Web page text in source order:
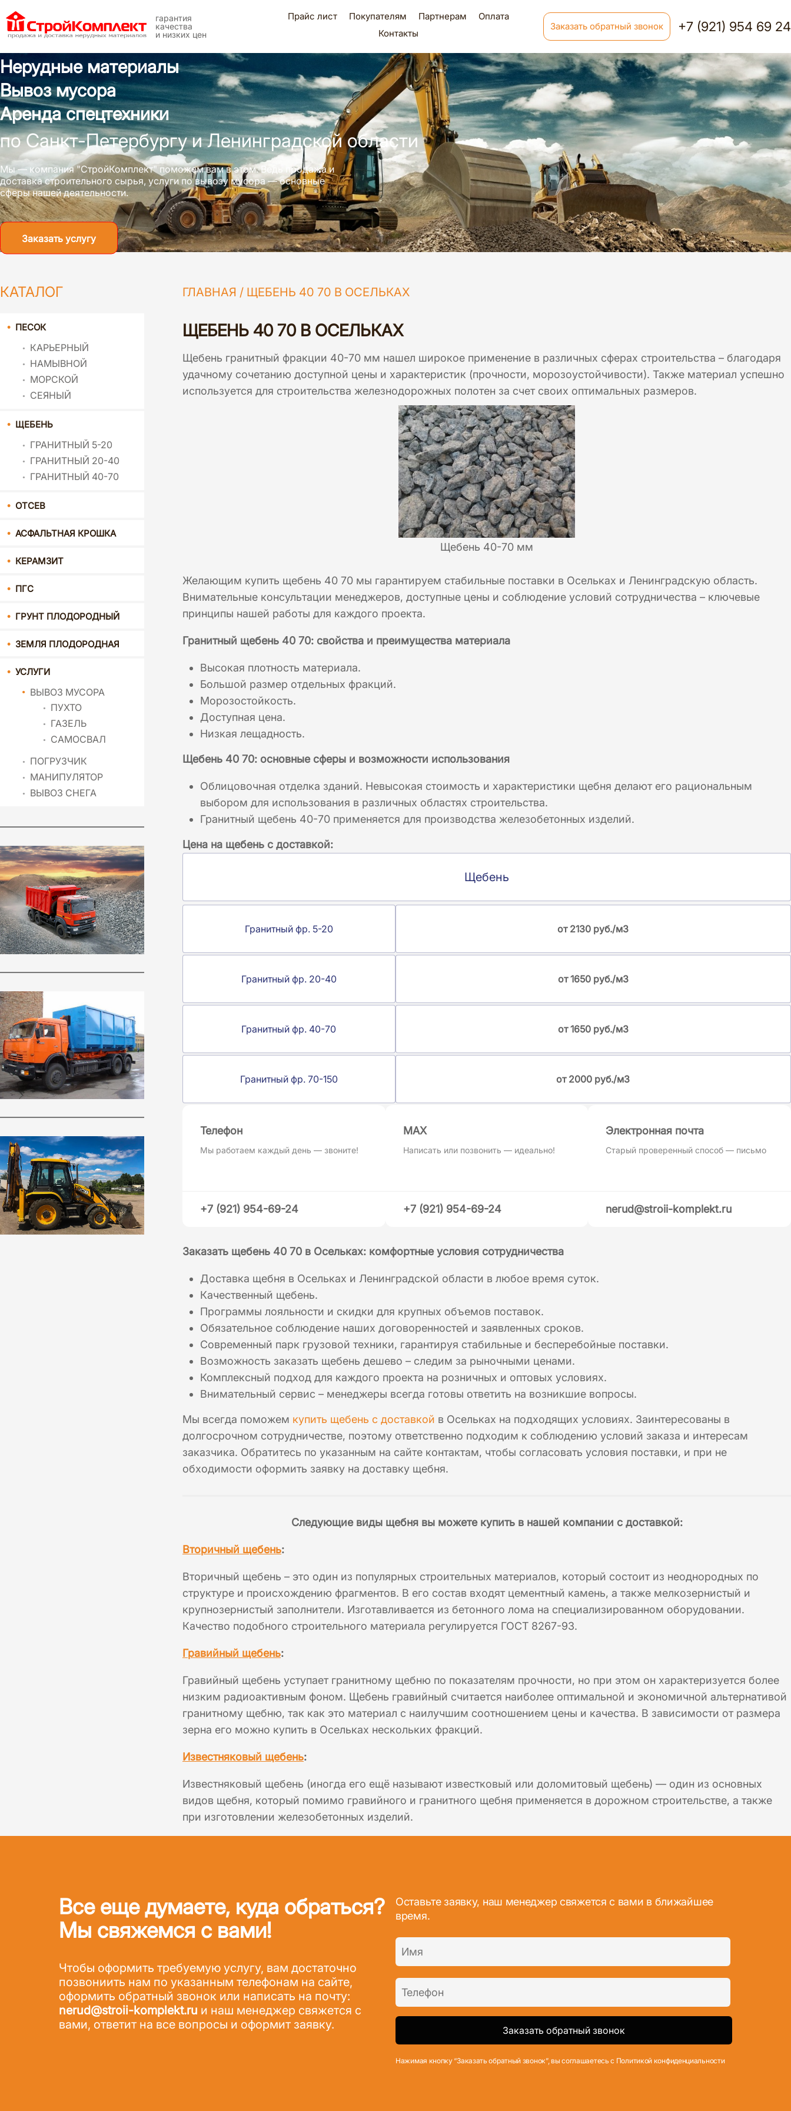
гарантия
качества
и низких цен
Прайс лист Покупателям Партнерам
Оплата
Контакты
Заказать обратный звонок +7 (921) 954 69 24
Нерудные материалы
Вывоз мусора
Аренда спецтехники
по Санкт-Петербургу и Ленинградской области
Мы — компания "СтройКомплект" поможем вам в этом. Ведь продажа и
доставка строительного сырья, услуги по вывозу мусора — основные
сферы нашей деятельности.
Заказать услугу
ГЛАВНАЯ / ЩЕБЕНЬ 40 70 В ОСЕЛЬКАХ
ЩЕБЕНЬ 40 70 В ОСЕЛЬКАХ
Щебень гранитный фракции 40-70 мм нашел широкое применение в различных сферах строительства – благодаря
удачному сочетанию доступной цены и характеристик (прочности, морозоустойчивости). Также материал успешно
используется для строительства железнодорожных полотен за счет своих оптимальных размеров.
Щебень 40-70 мм
Желающим купить щебень 40 70 мы гарантируем стабильные поставки в Осельках и Ленинградскую область.
Внимательные консультации менеджеров, доступные цены и соблюдение условий сотрудничества – ключевые
принципы нашей работы для каждого проекта.
Гранитный щебень 40 70: свойства и преимущества материала
Высокая плотность материала.
Большой размер отдельных фракций.
Морозостойкость.
Доступная цена.
Низкая лещадность.
Щебень 40 70: основные сферы и возможности использования
Облицовочная отделка зданий. Невысокая стоимость и характеристики щебня делают его рациональным
выбором для использования в различных областях строительства.
Гранитный щебень 40-70 применяется для производства железобетонных изделий.
Цена на щебень с доставкой:
Щебень
Гранитный фр. 5-20
Гранитный фр. 20-40
Гранитный фр. 40-70
Гранитный фр. 70-150
от 2130 руб./м3
от 1650 руб./м3
от 1650 руб./м3
от 2000 руб./м3
Телефон
Мы работаем каждый день — звоните!
+7 (921) 954-69-24
MAХ
Написать или позвонить — идеально!
+7 (921) 954-69-24
Электронная почта
Старый проверенный способ — письмо
nerud@stroii-komplekt.ru
Заказать щебень 40 70 в Осельках: комфортные условия сотрудничества
Доставка щебня в Осельках и Ленинградской области в любое время суток.
Качественный щебень.
Программы лояльности и скидки для крупных объемов поставок.
Обязательное соблюдение наших договоренностей и заявленных сроков.
Современный парк грузовой техники, гарантируя стабильные и бесперебойные поставки.
Возможность заказать щебень дешево – следим за рыночными ценами.
Комплексный подход для каждого проекта на розничных и оптовых условиях.
Внимательный сервис – менеджеры всегда готовы ответить на возникшие вопросы.
Мы всегда поможем купить щебень с доставкой в Осельках на подходящих условиях. Заинтересованы в
долгосрочном сотрудничестве, поэтому ответственно подходим к соблюдению условий заказа и интересам
заказчика. Обратитесь по указанным на сайте контактам, чтобы согласовать условия поставки, и при не
обходимости оформить заявку на доставку щебня.
Следующие виды щебня вы можете купить в нашей компании с доставкой:
Вторичный щебень:
Вторичный щебень – это один из популярных строительных материалов, который состоит из неоднородных по
структуре и происхождению фрагментов. В его состав входят цементный камень, а также мелкозернистый и
крупнозернистый заполнители. Изготавливается из бетонного лома на специализированном оборудовании.
Качество подобного строительного материала регулируется ГОСТ 8267-93.
Гравийный щебень:
Гравийный щебень уступает гранитному щебню по показателям прочности, но при этом он характеризуется более
низким радиоактивным фоном. Щебень гравийный считается наиболее оптимальной и экономичной альтернативой
гранитному щебню, так как это материал с наилучшим соотношением цены и качества. В зависимости от размера
зерна его можно купить в Осельках нескольких фракций.
Известняковый щебень:
Известняковый щебень (иногда его ещё называют известковый или доломитовый щебень) — один из основных
видов щебня, который помимо гравийного и гранитного щебня применяется в дорожном строительстве, а также
при изготовлении железобетонных изделий.
КАТАЛОГ
ПЕСОК
КАРЬЕРНЫЙ
НАМЫВНОЙ
МОРСКОЙ
СЕЯНЫЙ
ЩЕБЕНЬ
ГРАНИТНЫЙ 5-20
ГРАНИТНЫЙ 20-40
ГРАНИТНЫЙ 40-70
ОТСЕВ
АСФАЛЬТНАЯ КРОШКА
КЕРАМЗИТ
ПГС
ГРУНТ ПЛОДОРОДНЫЙ
ЗЕМЛЯ ПЛОДОРОДНАЯ
УСЛУГИ
ВЫВОЗ МУСОРА
ПУХТО
ГАЗЕЛЬ
САМОСВАЛ
ПОГРУЗЧИК
МАНИПУЛЯТОР
ВЫВОЗ СНЕГА
Все еще думаете, куда обраться?
Мы свяжемся с вами!
Чтобы оформить требуемую услугу, вам достаточно
позвониить нам по указанным телефонам на сайте,
оформить обратный звонок или написать на почту:
nerud@stroii-komplekt.ru и наш менеджер свяжется с
вами, ответит на все вопросы и оформит заявку.
Оставьте заявку, наш менеджер свяжется с вами в ближайшее
время.
Нажимая кнопку “Заказать обратный звонок”, вы соглашаетесь с Политикой конфиденциальности